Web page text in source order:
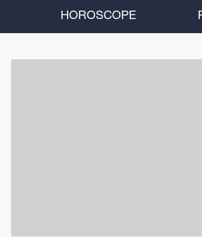
HOROSCOPE